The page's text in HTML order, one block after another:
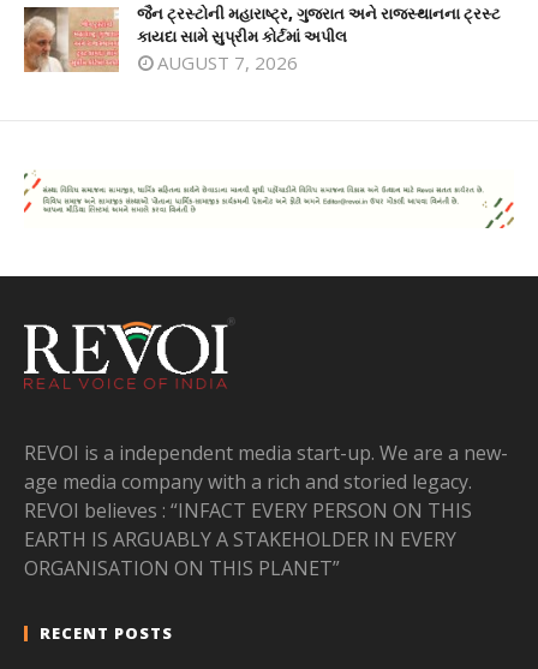
જૈન ટ્રસ્ટોની મહારાષ્ટ્ર, ગુજરાત અને રાજસ્થાનના ટ્રસ્ટ
કાયદા સામે સુપ્રીમ કોર્ટમાં અપીલ
AUGUST 7, 2026
REVOI is a independent media start-up. We are a new-
age media company with a rich and storied legacy.
REVOI believes : “INFACT EVERY PERSON ON THIS
EARTH IS ARGUABLY A STAKEHOLDER IN EVERY
ORGANISATION ON THIS PLANET”
RECENT POSTS